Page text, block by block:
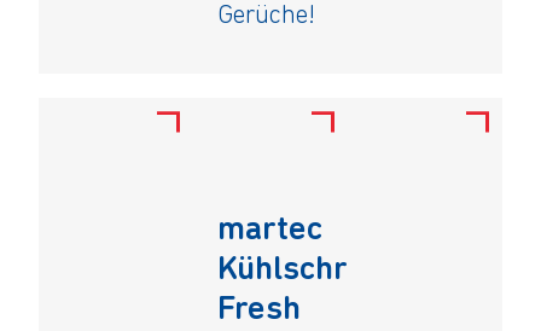
Gerüche!
martec
Kühlschrank-
Fresh